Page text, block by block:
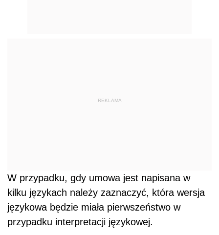
REKLAMA
W przypadku, gdy umowa jest napisana w
kilku językach należy zaznaczyć, która wersja
językowa będzie miała pierwszeństwo w
przypadku interpretacji językowej.